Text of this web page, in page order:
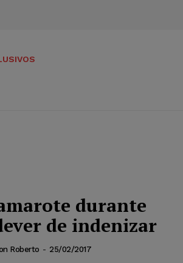
durante
de indenizar
Roberto - 25/02/2017